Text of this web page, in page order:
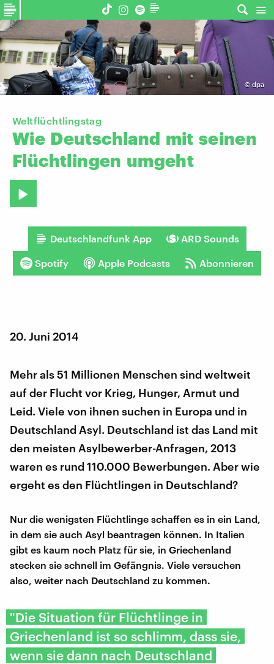
© dpa
Weltflüchtlingstag
Wie Deutschland mit seinen
Flüchtlingen umgeht
Deutschlandfunk App ARD Sounds
Spotify Apple Podcasts Abonnieren
20. Juni 2014
Mehr als 51 Millionen Menschen sind weltweit
auf der Flucht vor Krieg, Hunger, Armut und
Leid. Viele von ihnen suchen in Europa und in
Deutschland Asyl. Deutschland ist das Land mit
den meisten Asylbewerber-Anfragen, 2013
waren es rund 110.000 Bewerbungen. Aber wie
ergeht es den Flüchtlingen in Deutschland?
Nur die wenigsten Flüchtlinge schaffen es in ein Land,
in dem sie auch Asyl beantragen können. In Italien
gibt es kaum noch Platz für sie, in Griechenland
stecken sie schnell im Gefängnis. Viele versuchen
also, weiter nach Deutschland zu kommen.
"Die Situation für Flüchtlinge in
Griechenland ist so schlimm, dass sie,
wenn sie dann nach Deutschland